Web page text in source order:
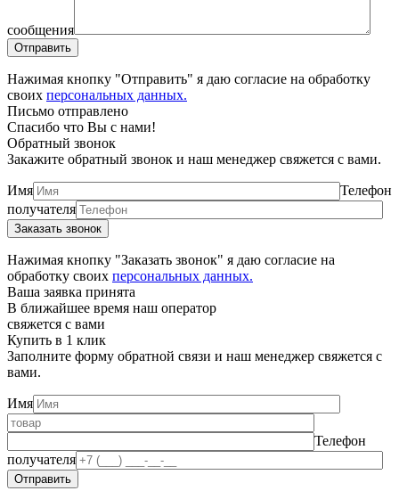
сообщения
Нажимая кнопку "Отправить" я даю согласие на обработку
своих персональных данных.
Письмо отправлено
Спасибо что Вы с нами!
Обратный звонок
Закажите обратный звонок и наш менеджер свяжется с вами.
Имя
Телефон
получателя
Нажимая кнопку "Заказать звонок" я даю согласие на
обработку своих персональных данных.
Ваша заявка принята
В ближайшее время наш оператор
свяжется с вами
Купить в 1 клик
Заполните форму обратной связи и наш менеджер свяжется с
вами.
Имя
Телефон
получателя